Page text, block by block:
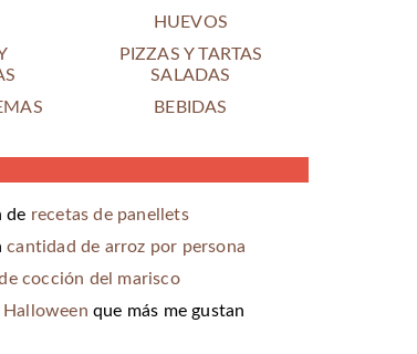
HUEVOS
PIZZAS Y TARTAS
SALADAS
BEBIDAS
de recetas de panellets
cantidad de arroz por persona
cocción del marisco
Halloween que más me gustan